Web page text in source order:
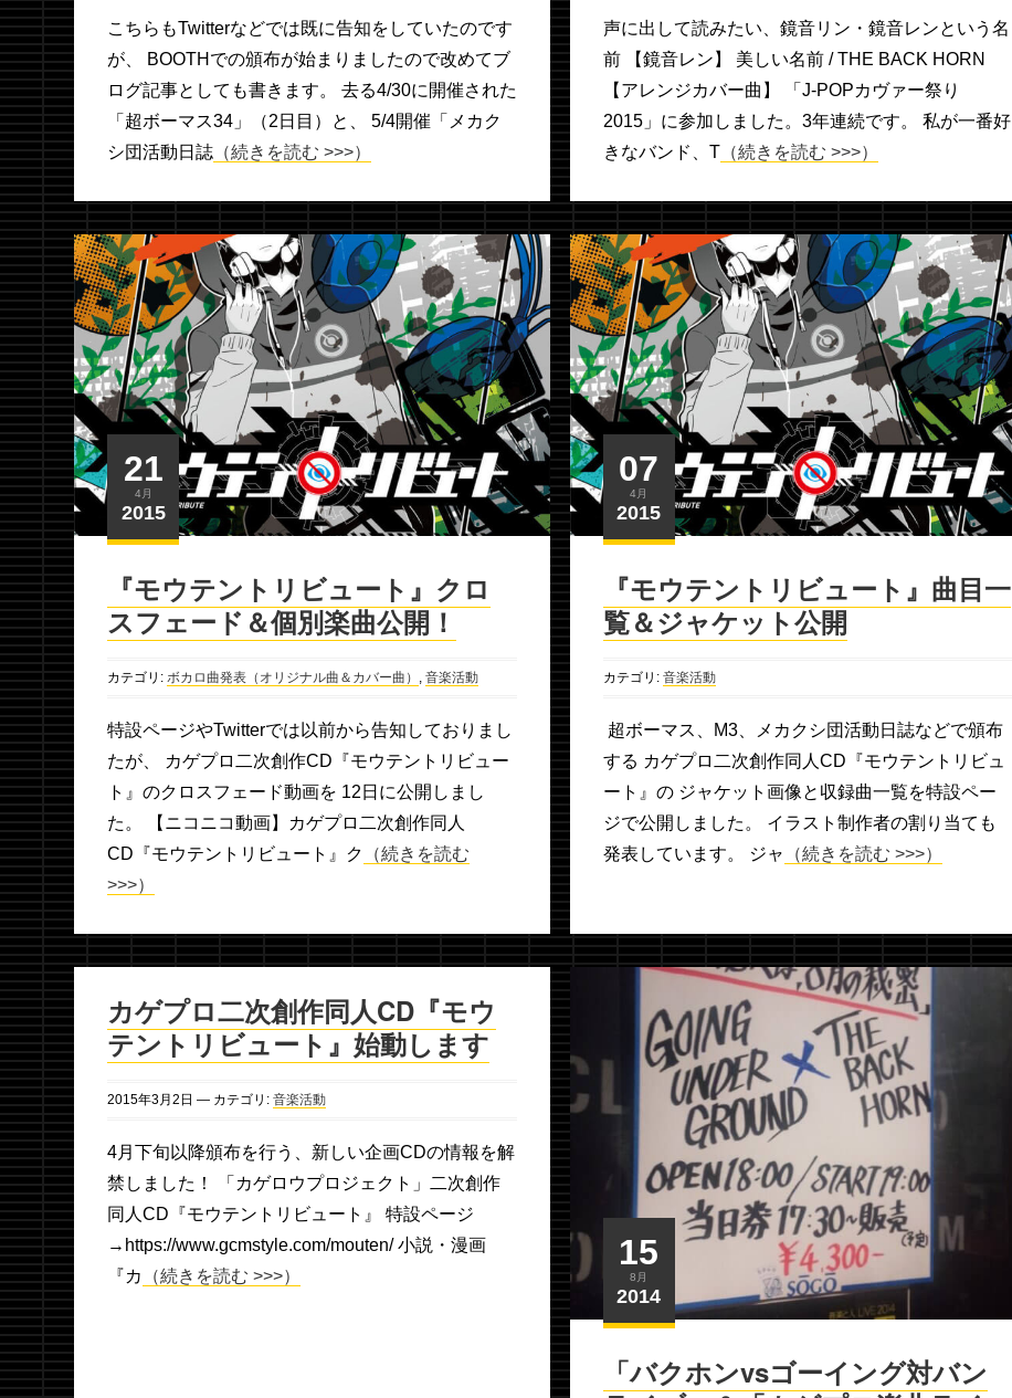
こちらもTwitterなどでは既に告知をしていたのです
が、 BOOTHでの頒布が始まりましたので改めてブ
ログ記事としても書きます。 去る4/30に開催された
「超ボーマス34」（2日目）と、 5/4開催「メカク
シ団活動日誌 （続きを読む >>>）
声に出して読みたい、鏡音リン・鏡音レンという名
前 【鏡音レン】 美しい名前 / THE BACK HORN
【アレンジカバー曲】 「J-POPカヴァー祭り
2015」に参加しました。3年連続です。 私が一番好
きなバンド、T（続きを読む >>>）
21
4月
2015
『モウテントリビュート』クロ
スフェード＆個別楽曲公開！
カテゴリ: ボカロ曲発表（オリジナル曲＆カバー曲） , 音楽活動
特設ページやTwitterでは以前から告知しておりまし
たが、 カゲプロ二次創作CD『モウテントリビュー
ト』のクロスフェード動画を 12日に公開しまし
た。 【ニコニコ動画】カゲプロ二次創作同人
CD『モウテントリビュート』ク
（続きを読む
>>>）
07
4月
2015
『モウテントリビュート』曲目一
覧＆ジャケット公開
カテゴリ: 音楽活動
超ボーマス、M3、メカクシ団活動日誌などで頒布
する カゲプロ二次創作同人CD『モウテントリビュ
ート』の ジャケット画像と収録曲一覧を特設ペー
ジで公開しました。 イラスト制作者の割り当ても
発表しています。 ジャ
（続きを読む >>>）
カゲプロ二次創作同人CD『モウ
テントリビュート』始動します
2015年3月 2日 — カテゴリ: 音楽活動
4月下旬以降頒布を行う、新しい企画CDの情報を解
禁しました！ 「カゲロウプロジェクト」二次創作
同人CD『モウテントリビュート』 特設ページ
→https://www.gcmstyle.com/mouten/ 小説・漫画
『カ
（続きを読む >>>）
15
8月
2014
「バクホンvsゴーイング対バン